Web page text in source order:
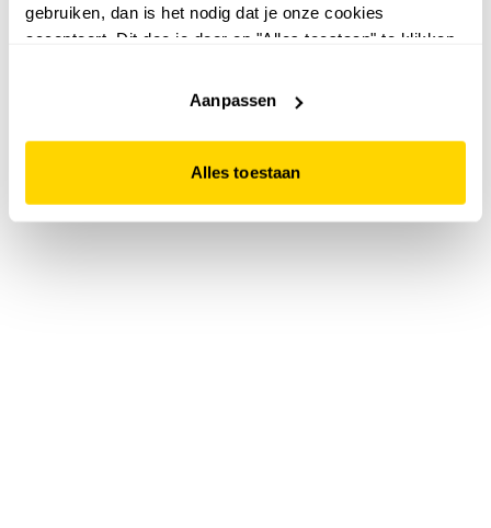
gebruiken, dan is het nodig dat je onze cookies
accepteert. Dit doe je door op "Alles toestaan" te klikken.
website niet optimaal functioneert.
Aanpassen
Alles toestaan